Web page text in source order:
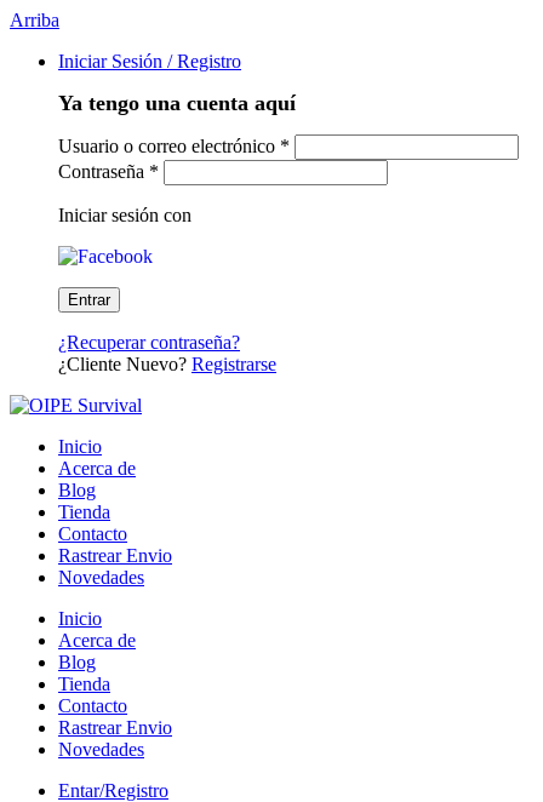
Arriba
Iniciar Sesión / Registro
Ya tengo una cuenta aquí
Usuario o correo electrónico *
Contraseña *
Iniciar sesión con
¿Recuperar contraseña?
¿Cliente Nuevo? Registrarse
Inicio
Acerca de
Blog
Tienda
Contacto
Rastrear Envio
Novedades
Inicio
Acerca de
Blog
Tienda
Contacto
Rastrear Envio
Novedades
Entar/Registro